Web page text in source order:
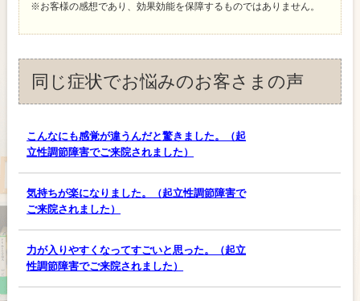
※お客様の感想であり、効果効能を保障するものではありません。
同じ症状でお悩みのお客さまの声
こんなにも感覚が違うんだと驚きました。（起
立性調節障害でご来院されました）
気持ちが楽になりました。（起立性調節障害で
ご来院されました）
力が入りやすくなってすごいと思った。（起立
性調節障害でご来院されました）